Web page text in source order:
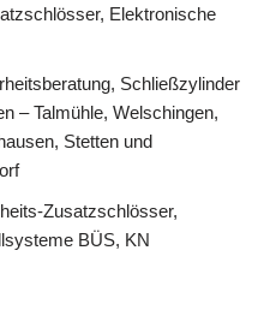
Elektronische
Schließzylinder
– Talmühle, Welschingen,
Stetten und
Zusatzschlösser,
BÜS, KN